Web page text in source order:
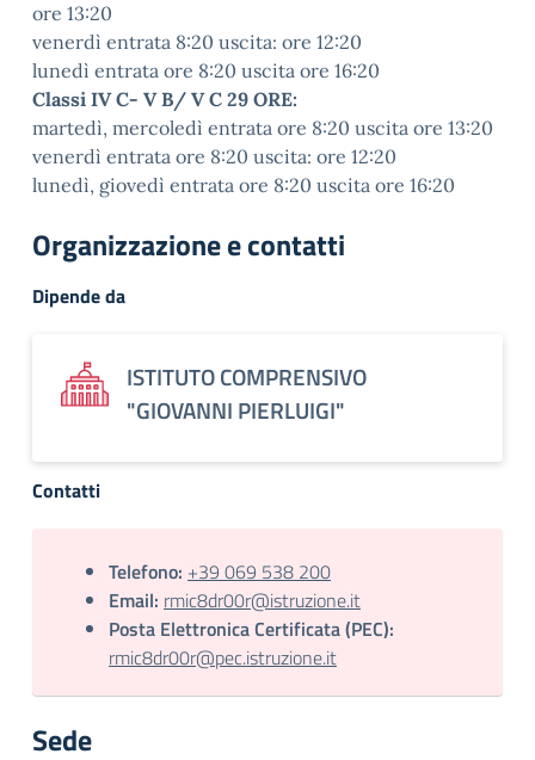
ore 13:20
venerdì entrata 8:20 uscita: ore 12:20
lunedì entrata ore 8:20 uscita ore 16:20
Classi IV C- V B/ V C 29 ORE:
martedì, mercoledì entrata ore 8:20 uscita ore 13:20
venerdì entrata ore 8:20 uscita: ore 12:20
lunedì, giovedì entrata ore 8:20 uscita ore 16:20
Organizzazione e contatti
Dipende da
ISTITUTO COMPRENSIVO
"GIOVANNI PIERLUIGI"
Contatti
Telefono: +39 069 538 200
Email: rmic8dr00r@istruzione.it
Posta Elettronica Certificata (PEC):
rmic8dr00r@pec.istruzione.it
Sede